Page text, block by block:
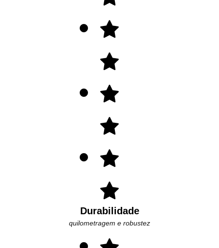
Durabilidade
quilometragem e robustez